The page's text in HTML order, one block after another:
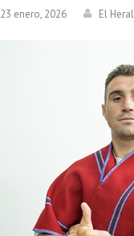
23 enero, 2026 El